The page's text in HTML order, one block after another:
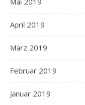
April 2019
März 2019
Februar 2019
Januar 2019